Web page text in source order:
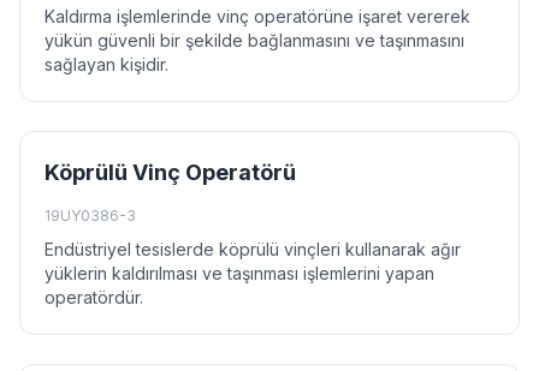
Kaldırma işlemlerinde vinç operatörüne işaret vererek
yükün güvenli bir şekilde bağlanmasını ve taşınmasını
sağlayan kişidir.
Köprülü Vinç Operatörü
19UY0386-3
Endüstriyel tesislerde köprülü vinçleri kullanarak ağır
yüklerin kaldırılması ve taşınması işlemlerini yapan
operatördür.